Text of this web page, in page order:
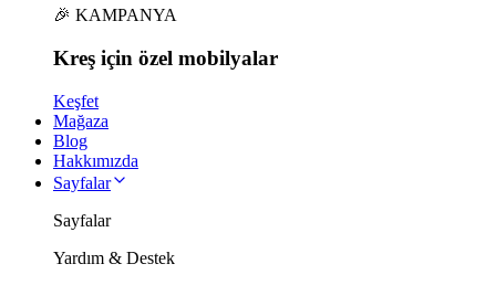
🎉 KAMPANYA
Kreş için özel mobilyalar
Keşfet
Mağaza
Blog
Hakkımızda
Sayfalar
Sayfalar
Yardım & Destek